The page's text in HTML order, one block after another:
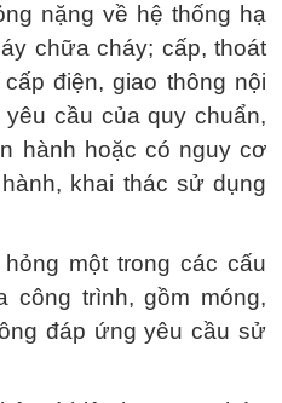
nặng về hệ thống hạ
chữa cháy; cấp, thoát
điện, giao thông nội
cầu của quy chuẩn,
hành hoặc có nguy cơ
khai thác sử dụng
một trong các cấu
công trình, gồm móng,
đáp ứng yêu cầu sử